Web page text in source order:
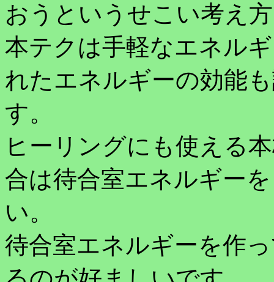
おうというせこい考え
本テクは手軽なエネル
れたエネルギーの効能
す。
ヒーリングにも使える
合は待合室エネルギー
い。
待合室エネルギーを作